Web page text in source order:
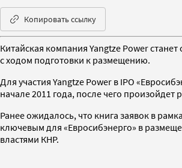
Копировать ссылку
Китайская компания Yangtze Power
с ходом подготовки к размещению.
Для участия Yangtze Power в IPO
начале 2011 года, после чего произойдет
Ранее ожидалось, что книга заявок в
ключевым для «Евросибэнерго» в
властями КНР.